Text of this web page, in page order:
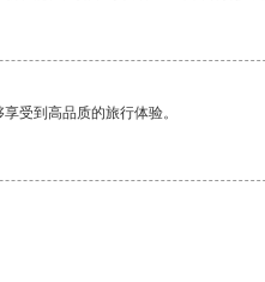
受到高品质的旅行体验。